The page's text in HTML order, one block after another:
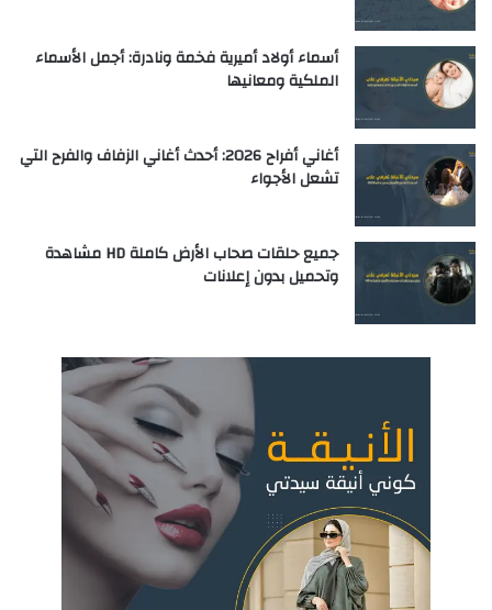
أسماء أولاد أميرية فخمة ونادرة: أجمل الأسماء
الملكية ومعانيها
أغاني أفراح 2026: أحدث أغاني الزفاف والفرح التي
تشعل الأجواء
جميع حلقات صحاب الأرض كاملة HD مشاهدة
وتحميل بدون إعلانات